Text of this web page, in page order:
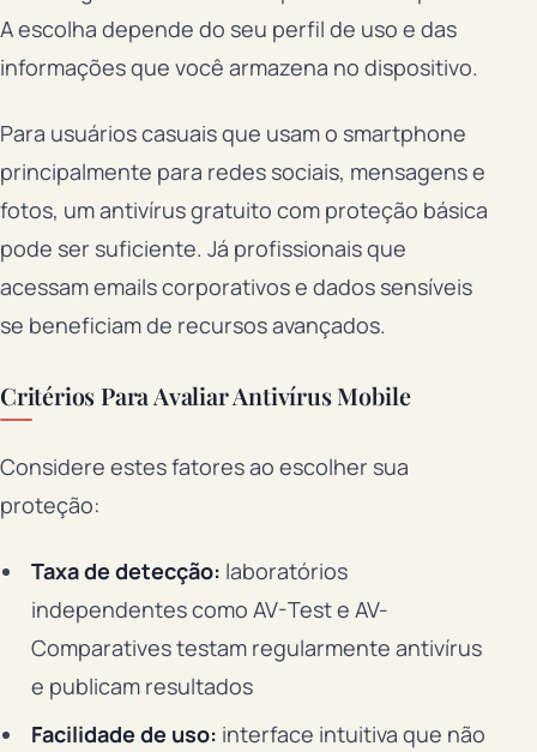
A escolha depende do seu perfil de uso e das
informações que você armazena no dispositivo.
Para usuários casuais que usam o smartphone
principalmente para redes sociais, mensagens e
fotos, um antivírus gratuito com proteção básica
pode ser suficiente. Já profissionais que
acessam emails corporativos e dados sensíveis
se beneficiam de recursos avançados.
Critérios Para Avaliar Antivírus Mobile
Considere estes fatores ao escolher sua
proteção:
Taxa de detecção: laboratórios
independentes como AV-Test e AV-
Comparatives testam regularmente antivírus
e publicam resultados
Facilidade de uso: interface intuitiva que não